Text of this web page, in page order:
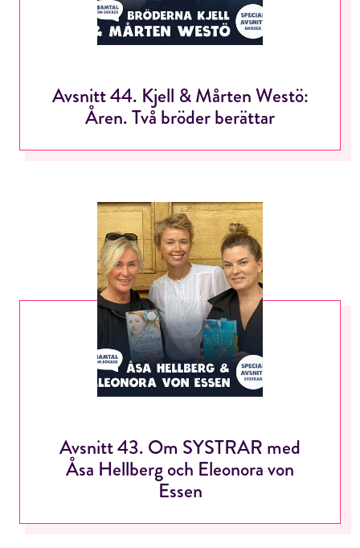
Avsnitt 44. Kjell & Mårten Westö:
Åren. Två bröder berättar
Avsnitt 43. Om SYSTRAR med
Åsa Hellberg och Eleonora von
Essen